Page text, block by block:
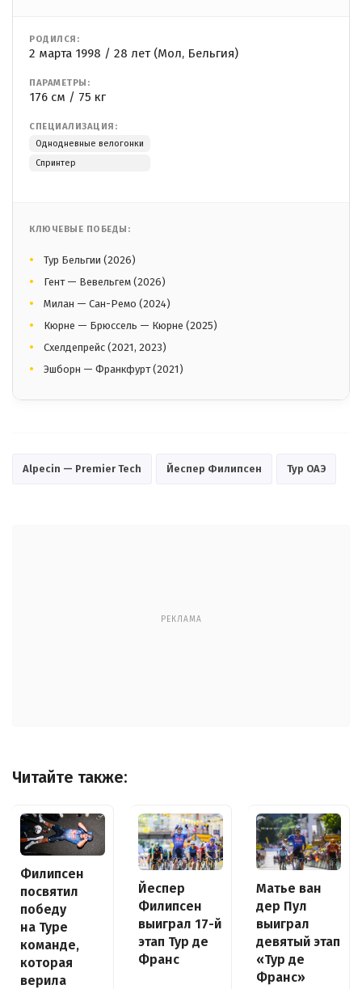
РОДИЛСЯ:
2 марта 1998 / 28 лет (Мол, Бельгия)
ПАРАМЕТРЫ:
176 см / 75 кг
СПЕЦИАЛИЗАЦИЯ:
Однодневные велогонки
Спринтер
КЛЮЧЕВЫЕ ПОБЕДЫ:
Тур Бельгии (2026)
Гент — Вевельгем (2026)
Милан — Сан-Ремо (2024)
Кюрне — Брюссель — Кюрне (2025)
Схелдепрейс (2021, 2023)
Эшборн — Франкфурт (2021)
Alpecin — Premier Tech Йеспер Филипсен Тур ОАЭ
РЕКЛАМА
Читайте также:
Филипсен
посвятил
победу
на Туре
команде,
которая
верила
Йеспер
Филипсен
выиграл 17-й
этап Тур де
Франс
Матье ван
дер Пул
выиграл
девятый этап
«Тур де
Франс»